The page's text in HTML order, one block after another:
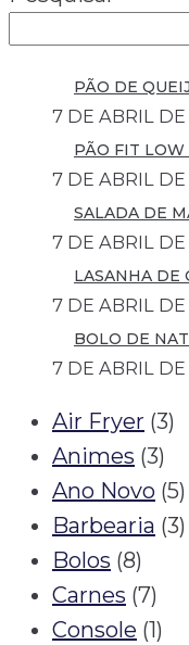
PÃO DE
7 DE ABRIL
PÃO FIT LOW
7 DE ABRIL
SALADA DE
7 DE ABRIL
LASANHA DE
7 DE ABRIL
BOLO DE
7 DE ABRIL
Air Fryer (3)
Animes (3)
Ano Novo (5)
Barbearia (3)
Bolos (8)
Carnes (7)
Console (1)